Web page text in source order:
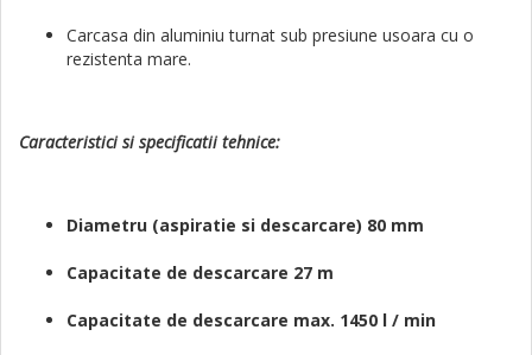
Carcasa din aluminiu turnat sub presiune usoara cu o
rezistenta mare.
Caracteristici si specificatii tehnice:
Diametru (aspiratie si descarcare) 80 mm
Capacitate de descarcare 27 m
Capacitate de descarcare max. 1450 l / min